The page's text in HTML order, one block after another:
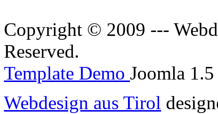
Copyright © 2009 ---
Reserved.
Template Demo Joomla
Webdesign aus Tirol